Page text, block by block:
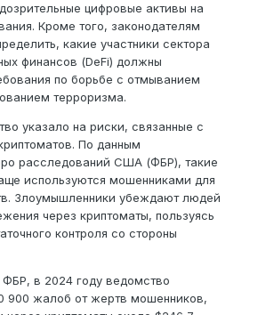
цифровые активы на
Кроме того, законодателям
какие участники сектора
финансов (DeFi) должны
по борьбе с отмыванием
терроризма.
указало на риски, связанные с
По данным
расследований США (ФБР), такие
используются мошенниками для
Злоумышленники убеждают людей
через криптоматы, пользуясь
контроля со стороны
в 2024 году ведомство
900 жалоб от жертв мошенников,